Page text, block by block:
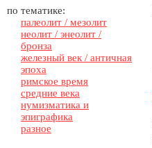
по тематике:
палеолит / мезолит
неолит / энеолит /
бронза
железный век / античная
эпоха
римское время
средние века
нумизматика и
эпиграфика
разное